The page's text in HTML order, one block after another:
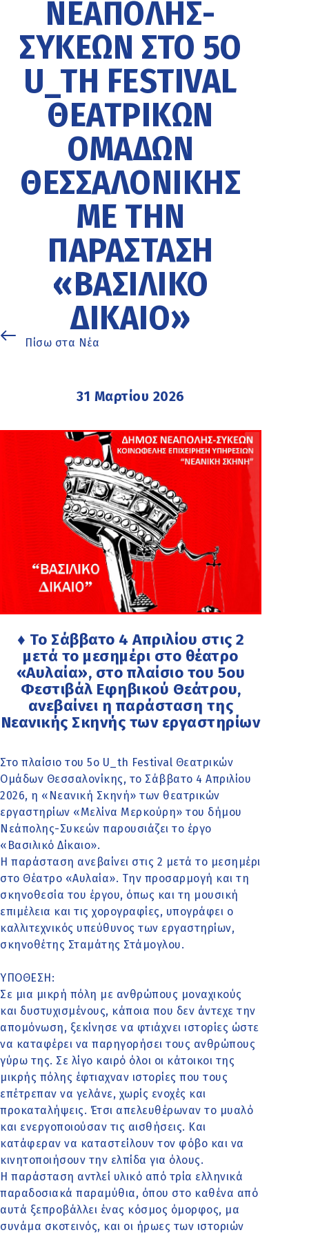
ΝΕΆΠΟΛΗΣ-
ΣΥΚΕΏΝ ΣΤΟ 5Ο
U_TH FESTIVAL
ΘΕΑΤΡΙΚΏΝ
ΟΜΆΔΩΝ
ΘΕΣΣΑΛΟΝΊΚΗΣ
ΜΕ ΤΗΝ
ΠΑΡΆΣΤΑΣΗ
«ΒΑΣΙΛΙΚΌ
ΔΊΚΑΙΟ»
Πίσω στα Νέα
31 Μαρτίου 2026
♦ Το Σάββατο 4 Απριλίου στις 2
μετά το μεσημέρι στο θέατρο
«Αυλαία», στο πλαίσιο του 5ου
Φεστιβάλ Εφηβικού Θεάτρου,
ανεβαίνει η παράσταση της
Νεανικής Σκηνής των εργαστηρίων
Στο πλαίσιο του 5ο U_th Festival Θεατρικών
Ομάδων Θεσσαλονίκης, το Σάββατο 4 Απριλίου
2026, η «Νεανική Σκηνή» των θεατρικών
εργαστηρίων «Μελίνα Μερκούρη» του δήμου
Νεάπολης-Συκεών παρουσιάζει το έργο
«Βασιλικό Δίκαιο».
Η παράσταση ανεβαίνει στις 2 μετά το μεσημέρι
στο Θέατρο «Αυλαία». Την προσαρμογή και τη
σκηνοθεσία του έργου, όπως και τη μουσική
επιμέλεια και τις χορογραφίες, υπογράφει ο
καλλιτεχνικός υπεύθυνος των εργαστηρίων,
σκηνοθέτης Σταμάτης Στάμογλου.
ΥΠΟΘΕΣΗ:
Σε μια μικρή πόλη με ανθρώπους μοναχικούς
και δυστυχισμένους, κάποια που δεν άντεχε την
απομόνωση, ξεκίνησε να φτιάχνει ιστορίες ώστε
να καταφέρει να παρηγορήσει τους ανθρώπους
γύρω της. Σε λίγο καιρό όλοι οι κάτοικοι της
μικρής πόλης έφτιαχναν ιστορίες που τους
επέτρεπαν να γελάνε, χωρίς ενοχές και
προκαταλήψεις. Έτσι απελευθέρωναν το μυαλό
και ενεργοποιούσαν τις αισθήσεις. Και
κατάφεραν να καταστείλουν τον φόβο και να
κινητοποιήσουν την ελπίδα για όλους.
Η παράσταση αντλεί υλικό από τρία ελληνικά
παραδοσιακά παραμύθια, όπου στο καθένα από
αυτά ξεπροβάλλει ένας κόσμος όμορφος, μα
συνάμα σκοτεινός, και οι ήρωες των ιστοριών